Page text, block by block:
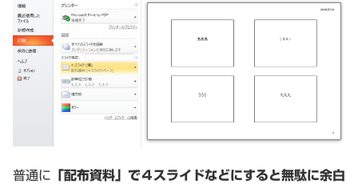
普通に
「配布資料」で４スライドなどにすると無駄に余白